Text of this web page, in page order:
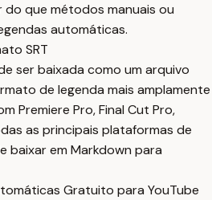
que métodos manuais ou
automáticas.
SRT
ser baixada como um arquivo
de legenda mais amplamente
Premiere Pro, Final Cut Pro,
as principais plataformas de
baixar em Markdown para
Gratuito para YouTube